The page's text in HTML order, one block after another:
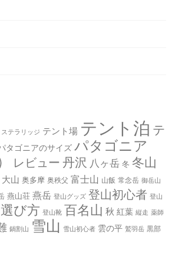
ステラリッジ テント場 テント泊 テ
タゴニアのサイズ パタゴニア
レビュー 丹沢 八ヶ岳 冬 冬山
大山 奥多摩 奥秩父 富士山 山飯 常念岳 御岳山
燕山荘 燕岳 登山グッズ 登山初心者 登山
び方 登山靴 百名山 秋 紅葉 縦走 薬師
鍋割山 雪山 雪山初心者 雲の平 鷲羽岳 黒部